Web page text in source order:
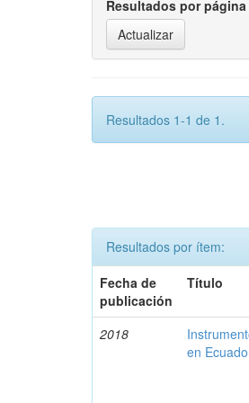
Resultados por página
Resultados 1-1 de 1.
Resultados por ítem:
Fecha de
publicación
Título
2018
en